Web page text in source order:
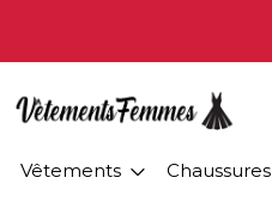
Vêtements Chaussures